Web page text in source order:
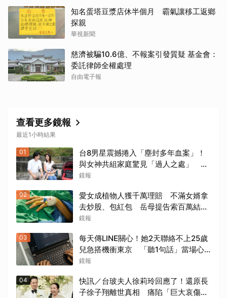
知名蛋塔豆漿店休半個月 霸氣讓移工返鄉
探親
華視新聞
慈濟被騙10.6億、不報案引發質疑 基金會：
委託律師全權處理
自由電子報
查看更多鏡報
最近1小時結果
01
台8男星震撼捲入「塵封多年血案」！
與女神共組家庭驚見「過人之處」 抱
軟萌女娃動念再拚一胎
鏡報
02
愛女成植物人獲千萬理賠 不滿女婿拿
去炒股、包紅包 岳母提告索百萬結局
出爐
鏡報
03
每天傳LINE關心！她2天聯絡不上25歲
兒急搭機衝東京 「聽1句話」當場心
碎...結局看哭網
鏡報
04
快訊／台玻夫人徐莉玲回應了！還原長
子徐子翔離世真相 痛陷「巨大哀傷」